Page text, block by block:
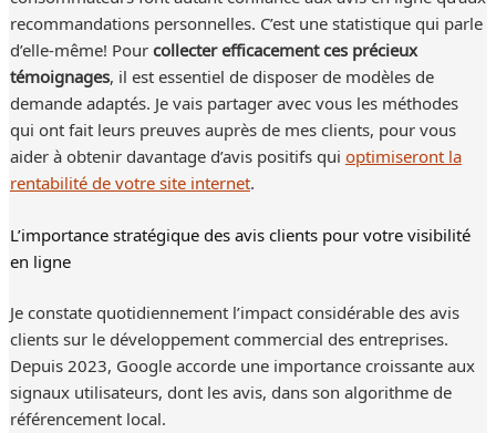
recommandations personnelles. C’est une statistique qui parle
d’elle-même! Pourcollecter efficacement ces précieux
témoignages, il est essentiel de disposer de modèles de
demande adaptés. Je vais partager avec vous les méthodes
qui ont fait leurs preuves auprès de mes clients, pour vous
aider à obtenir davantage d’avis positifs quioptimiseront la
rentabilité de votre site internet.
L’importance stratégique des avis clients pour votre visibilité
en ligne
Je constate quotidiennement l’impact considérable des avis
clients sur le développement commercial des entreprises.
Depuis 2023, Google accorde une importance croissante aux
signaux utilisateurs, dont les avis, dans son algorithme de
référencement local.